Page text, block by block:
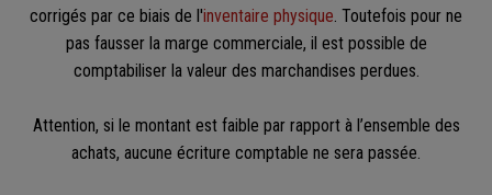
corrigés par ce biais de l'inventaire physique. Toutefois pour ne
pas fausser la marge commerciale, il est possible de
comptabiliser la valeur des marchandises perdues.
Attention, si le montant est faible par rapport à l’ensemble des
achats, aucune écriture comptable ne sera passée.